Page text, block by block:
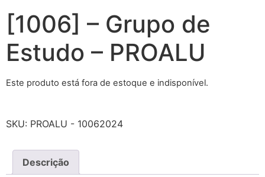
[1006] – Grupo de
Estudo – PROALU
Este produto está fora de estoque e indisponível.
SKU: PROALU - 10062024
Descrição